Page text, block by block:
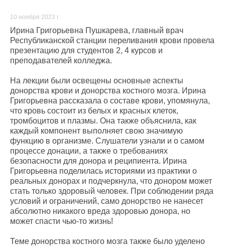
10 ноября 2023 г.
Ирина Григорьевна Пушкарева, главный врач
Республиканской станции переливания крови провела
презентацию для студентов 2, 4 курсов и
преподавателей колледжа.
На лекции были освещены основные аспекты
донорства крови и донорства костного мозга. Ирина
Григорьевна рассказала о составе крови, упомянула,
что кровь состоит из белых и красных клеток,
тромбоцитов и плазмы. Она также объяснила, как
каждый компонент выполняет свою значимую
функцию в организме. Слушатели узнали и о самом
процессе донации, а также о требованиях
безопасности для донора и реципиента. Ирина
Григорьевна поделилась историями из практики о
реальных донорах и подчеркнула, что донором может
стать только здоровый человек. При соблюдении ряда
условий и ограничений, само донорство не нанесет
абсолютно никакого вреда здоровью донора, но
может спасти чью-то жизнь!
Теме донорства костного мозга также было уделено